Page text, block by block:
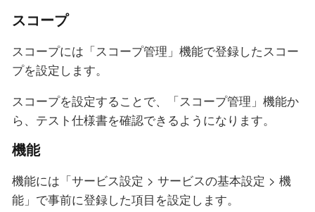
スコープ
スコープには「スコープ管理」機能で登録したスコー
プを設定します。
スコープを設定することで、「スコープ管理」機能か
ら、テスト仕様書を確認できるようになります。
機能
機能には「サービス設定 > サービスの基本設定 > 機
能」で事前に登録した項目を設定します。